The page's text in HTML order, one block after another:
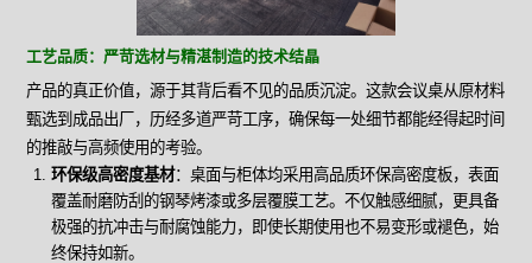
工艺品质：严苛选材与精湛制造的技术结晶
产品的真正价值，源于其背后看不见的品质沉淀。这款会议桌从原材料
甄选到成品出厂，历经多道严苛工序，确保每一处细节都能经得起时间
的推敲与高频使用的考验。
环保级高密度基材：桌面与柜体均采用高品质环保高密度板，表面
覆盖耐磨防刮的钢琴烤漆或多层覆膜工艺。不仅触感细腻，更具备
极强的抗冲击与耐腐蚀能力，即使长期使用也不易变形或褪色，始
终保持如新。